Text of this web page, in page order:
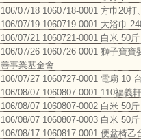
106/07/18 1060718-0001 方巾20
106/07/19 1060719-0001 大浴巾
106/07/21 1060721-0001 白米 50
106/07/26 1060726-0001 獅子寶
善事業基金會
106/07/27 1060727-0001 電扇 10
106/08/07 1060807-0001 110福義
106/08/07 1060807-0002 白米 50
106/08/07 1060807-0003 白米 50
106/08/17 1060817-0001 便盆椅